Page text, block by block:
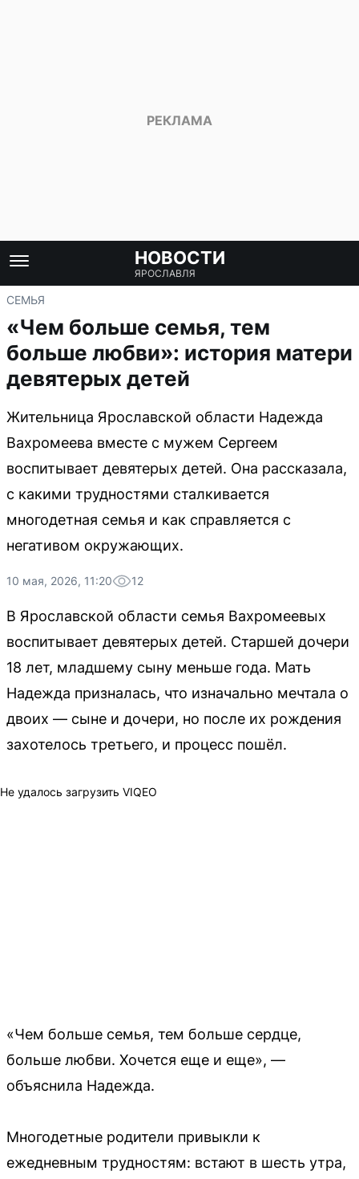
НОВОСТИ
ЯРОСЛАВЛЯ
СЕМЬЯ
«Чем больше семья, тем
больше любви»: история матери
девятерых детей
Жительница Ярославской области Надежда
Вахромеева вместе с мужем Сергеем
воспитывает девятерых детей. Она рассказала,
с какими трудностями сталкивается
многодетная семья и как справляется с
негативом окружающих.
10 мая, 2026, 11:20 12
В Ярославской области семья Вахромеевых
воспитывает девятерых детей. Старшей дочери
18 лет, младшему сыну меньше года. Мать
Надежда призналась, что изначально мечтала о
двоих — сыне и дочери, но после их рождения
захотелось третьего, и процесс пошёл.
Не удалось загрузить VIQEO
«Чем больше семья, тем больше сердце,
больше любви. Хочется еще и еще», —
объяснила Надежда.
Многодетные родители привыкли к
ежедневным трудностям: встают в шесть утра,